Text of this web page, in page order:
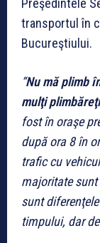
Preşedintele
transportul în
Bucureştiului.
“Nu mă plimb
mulţi
fost în oraşe
după ora 8 în
trafic cu
majoritate
sunt
timpului, dar